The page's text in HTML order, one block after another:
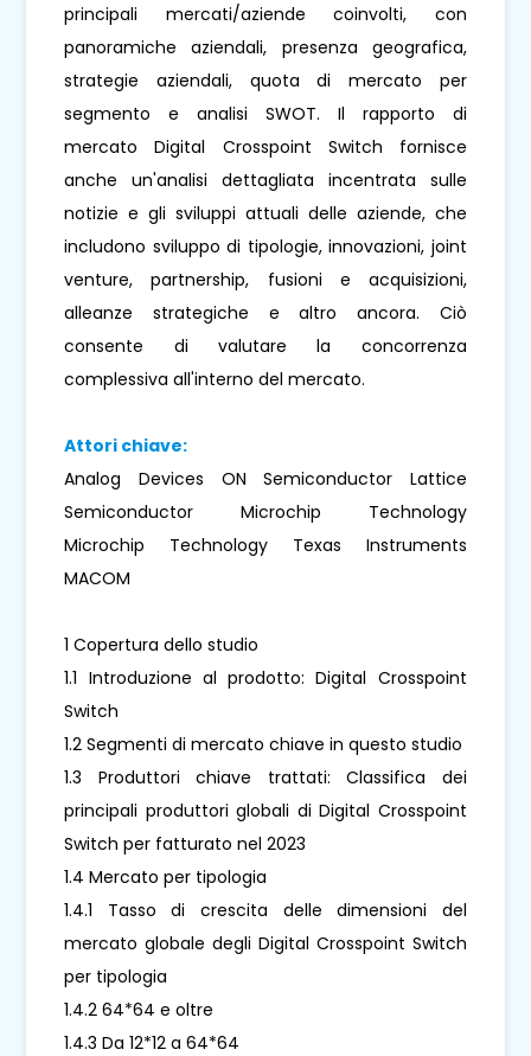
principali mercati/aziende coinvolti, con
panoramiche aziendali, presenza geografica,
strategie aziendali, quota di mercato per
segmento e analisi SWOT. Il rapporto di
mercato Digital Crosspoint Switch fornisce
anche un'analisi dettagliata incentrata sulle
notizie e gli sviluppi attuali delle aziende, che
includono sviluppo di tipologie, innovazioni, joint
venture, partnership, fusioni e acquisizioni,
alleanze strategiche e altro ancora. Ciò
consente di valutare la concorrenza
complessiva all'interno del mercato.
Attori chiave:
Analog Devices ON Semiconductor Lattice
Semiconductor Microchip Technology
Microchip Technology Texas Instruments
MACOM
1 Copertura dello studio
1.1 Introduzione al prodotto: Digital Crosspoint
Switch
1.2 Segmenti di mercato chiave in questo studio
1.3 Produttori chiave trattati: Classifica dei
principali produttori globali di Digital Crosspoint
Switch per fatturato nel 2023
1.4 Mercato per tipologia
1.4.1 Tasso di crescita delle dimensioni del
mercato globale degli Digital Crosspoint Switch
per tipologia
1.4.2 64*64 e oltre
1.4.3 Da 12*12 a 64*64